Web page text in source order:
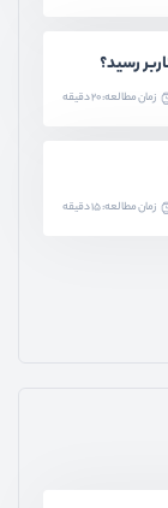
زمان مطالعه: 20 دقیقه
زمان مطالعه: 15 دقیقه